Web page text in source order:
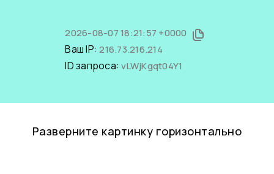
2026-08-07 18:21:57 +0000
Ваш IP:216.73.216.214
ID запроса:vLWjKgqt04Y1
Разверните картинку горизонтально